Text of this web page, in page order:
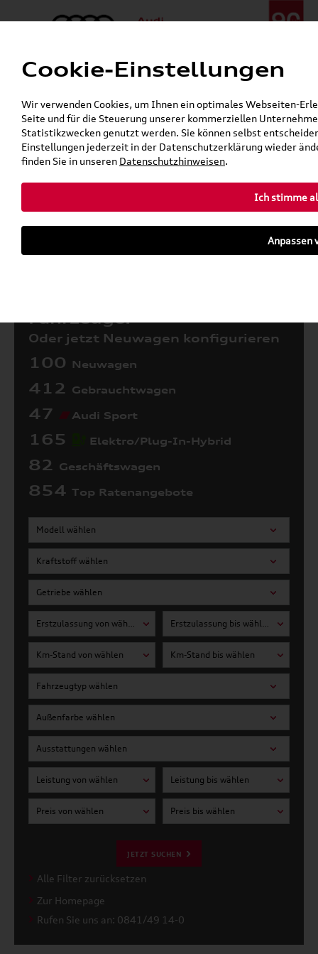
Menü
24h-Pannenhilfe:+49 (0)171 / 870 72 87
Gerade geöffnet
Verkauf:Mo. - Fr. 08:00 - 19:00 Uhr Sa. 09:00 - 13:00 Uhr
Service:Mo. - Fr. 06:00 - 20:00 Uhr Sa. 08:00 - 13:00 Uhr
Zurück zur Startseite
Fahrzeuge:
Oder jetzt Neuwagen konfigurieren
100 Neuwagen
412 Gebrauchtwagen
47 Audi Sport
165 Elektro/Plug-In-Hybrid
82 Geschäftswagen
854 Top Ratenangebote
Modell wählen
Kraftstoff wählen
Getriebe wählen
Erstzulassung von wählen Erstzulassung bis wählen
Km-Stand von wählen Km-Stand bis wählen
Fahrzeugtyp wählen
Außenfarbe wählen
Ausstattungen wählen
Leistung von wählen Leistung bis wählen
Preis von wählen Preis bis wählen
JETZT SUCHEN
Alle Filter zurücksetzen
Zur Homepage
Rufen Sie uns an: 0841/49 14-0
Cookie-Einstellungen
Wir verwenden Cookies, um Ihnen ein optimales Webseiten-
Seite und für die Steuerung unserer kommerziellen
Statistikzwecken genutzt werden. Sie können selbst
Einstellungen jederzeit in der Datenschutzerklärung wieder
finden Sie in unseren Datenschutzhinweisen.
Ich stimme
Anpassen